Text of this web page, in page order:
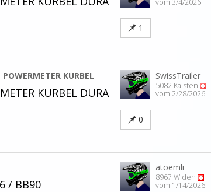
1
KURBEL
KURBEL DURA
SwissTrailer
5082 Kaisten
vom 2/28/2026
0
/ BB90
atoemli
8967 Widen
vom 1/14/2026